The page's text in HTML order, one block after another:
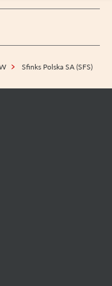
Sfinks Polska SA (SFS)